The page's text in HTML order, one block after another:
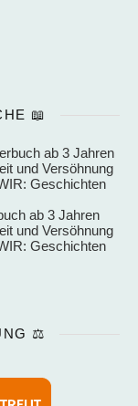
📖
ab 3 Jahren
und Versöhnung
Geschichten
⚖️